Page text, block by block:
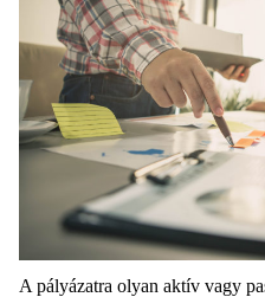
A pályázatra olyan aktív vagy